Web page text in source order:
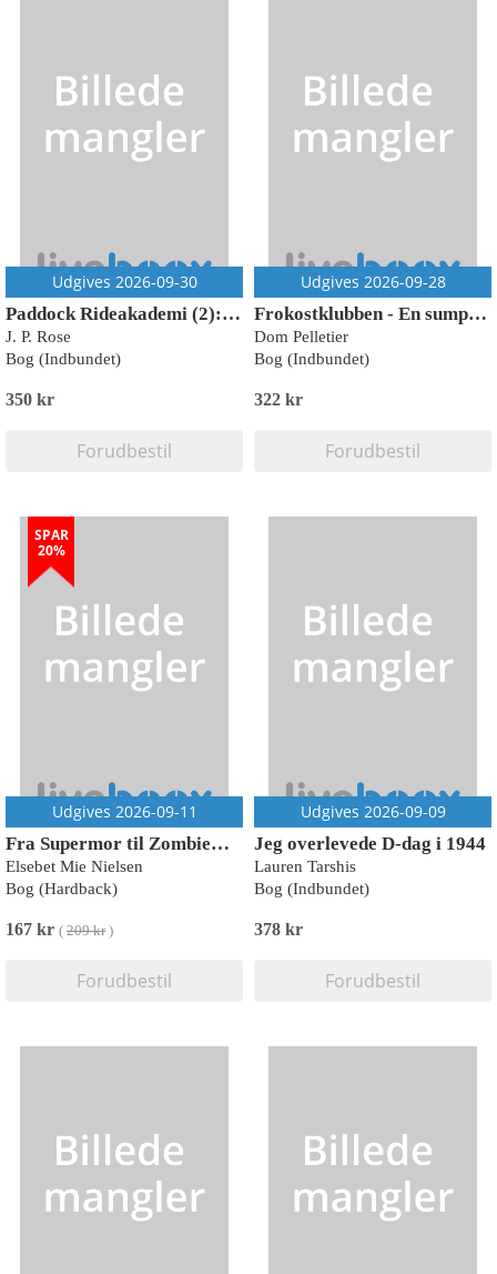
Udgives 2026-09-30
Paddock Rideakademi (2): Kampen om guldet
J. P. Rose
Bog (Indbundet)
350 kr
Forudbestil
Udgives 2026-09-28
Frokostklubben - En sumpet ting
Dom Pelletier
Bog (Indbundet)
322 kr
Forudbestil
SPAR
20%
Udgives 2026-09-11
Fra Supermor til Zombiemor
Elsebet Mie Nielsen
Bog (Hardback)
167 kr ( 209 kr)
Forudbestil
Udgives 2026-09-09
Jeg overlevede D-dag i 1944
Lauren Tarshis
Bog (Indbundet)
378 kr
Forudbestil